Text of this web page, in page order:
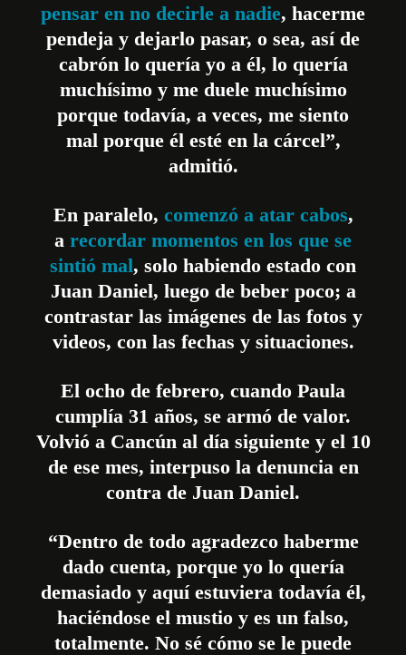
pensar en no decirle a nadie, hacerme
pendeja y dejarlo pasar, o sea, así de
cabrón lo quería yo a él, lo quería
muchísimo y me duele muchísimo
porque todavía, a veces, me siento
mal porque él esté en la cárcel”,
admitió.
En paralelo, comenzó a atar cabos,
a recordar momentos en los que se
sintió mal, solo habiendo estado con
Juan Daniel, luego de beber poco; a
contrastar las imágenes de las fotos y
videos, con las fechas y situaciones.
El ocho de febrero, cuando Paula
cumplía 31 años, se armó de valor.
Volvió a Cancún al día siguiente y el 10
de ese mes, interpuso la denuncia en
contra de Juan Daniel.
“Dentro de todo agradezco haberme
dado cuenta, porque yo lo quería
demasiado y aquí estuviera todavía él,
haciéndose el mustio y es un falso,
totalmente. No sé cómo se le puede